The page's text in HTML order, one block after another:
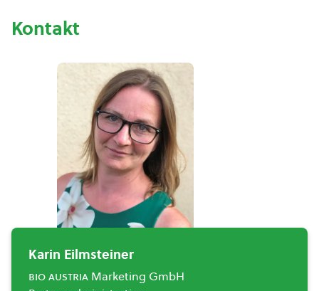
Kontakt
Karin Eilmsteiner
bio austria Marketing GmbH